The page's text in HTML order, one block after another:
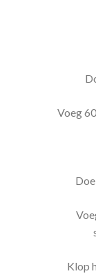
Voeg
Klop